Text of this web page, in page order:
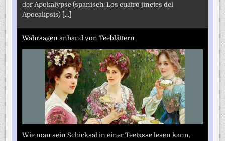
der Apokalypse (spanisch: Los cuatro jinetes del
Apocalipsis) [...]
Wahrsagen anhand von Teeblättern
Wie man sein Schicksal in einer Teetasse lesen kann.